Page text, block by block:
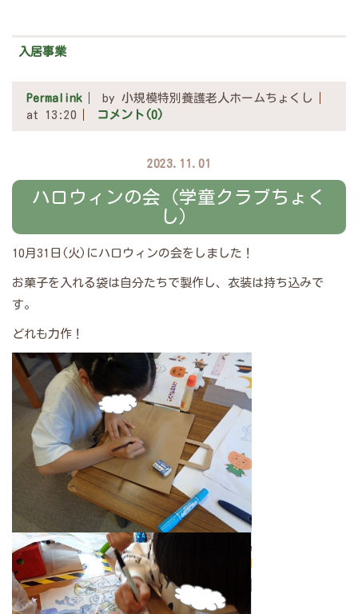
入居事業
Permalink
by 小規模特別養護老人ホームちょくし
at 13:20
コメント(0)
2023.11.01
ハロウィンの会（学童クラブちょく
し）
10月31日(火)にハロウィンの会をしました！
お菓子を入れる袋は自分たちで製作し、衣装は持ち込みで
す。
どれも力作！